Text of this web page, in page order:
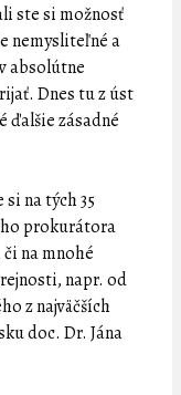
ste si možnosť
nemysliteľné a
absolútne
Dnes tu z úst
ďalšie zásadné
na tých 35
prokurátora
na mnohé
napr. od
z najväčších
doc. Dr. Jána